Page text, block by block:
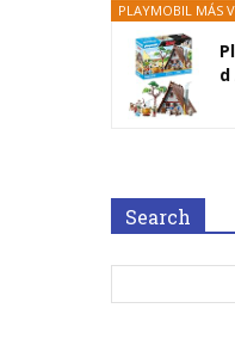
PLAYMOBIL MÁS
d
Search